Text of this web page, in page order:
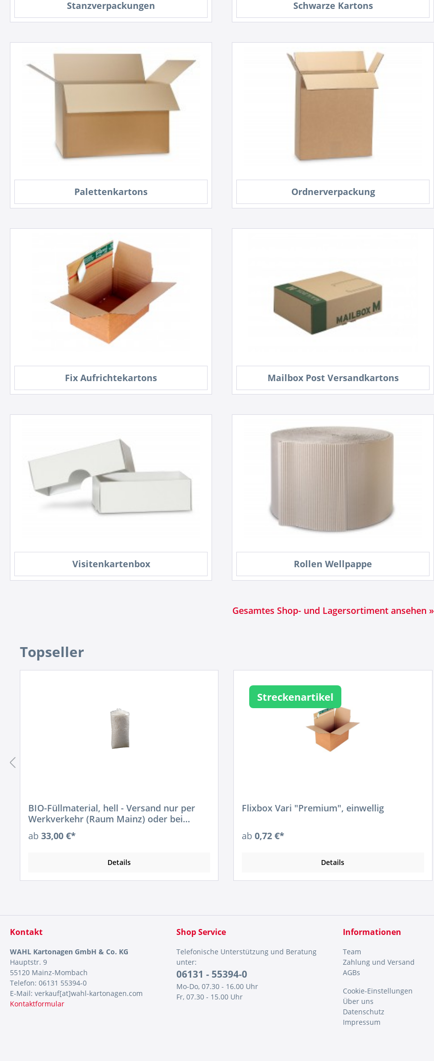
Stanzverpackungen Schwarze Kartons
Palettenkartons Ordnerverpackung
Fix Aufrichtekartons Mailbox Post Versandkartons
Visitenkartenbox Rollen Wellpappe
Gesamtes Shop- und Lagersortiment ansehen »
Artikelgalerie überspringen
Topseller
BIO-Füllmaterial, hell - Versand nur per
Werkverkehr (Raum Mainz) oder bei
Abholung!
ab 33,00 €*
Details
Streckenartikel
Flixbox Vari "Premium", einwellig
ab0,72 €*
Details
Kontakt
WAHL Kartonagen GmbH & Co. KG
Hauptstr. 9
55120 Mainz-Mombach
Telefon: 06131 55394-0
E-Mail: verkauf[at]wahl-kartonagen.com
Kontaktformular
Shop Service
Telefonische Unterstützung und Beratung
unter:
06131 - 55394-0
Mo-Do, 07.30 - 16.00 Uhr
Fr, 07.30 - 15.00 Uhr
Informationen
Team
Zahlung und Versand
AGBs
Cookie-Einstellungen
Über uns
Datenschutz
Impressum